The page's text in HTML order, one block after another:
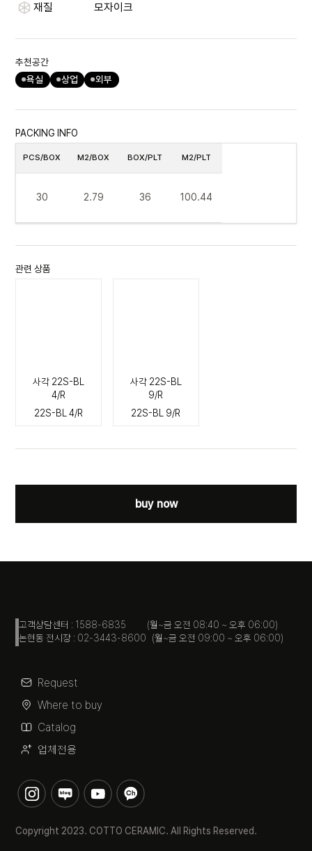
재질
모자이크
추천공간
욕실
상업 외부
PACKING INFO
PCS/BOX
30
M2/BOX
2.79
BOX/PLT
36
M2/PLT
100.44
관련 상품
사각 22S-BL
4/R
22S-BL 4/R
사각 22S-BL
9/R
22S-BL 9/R
buy now
고객상담센터 : 1588-6835 (월~금 오전 08:40 ~ 오후 06:00)
논현동 전시장 : 02-3443-8600 (월~금 오전 09:00 ~ 오후 06:00)
Request
Where to buy
Catalog
업체전용
Copyright 2023. COTTO CERAMIC. All Rights Reserved.